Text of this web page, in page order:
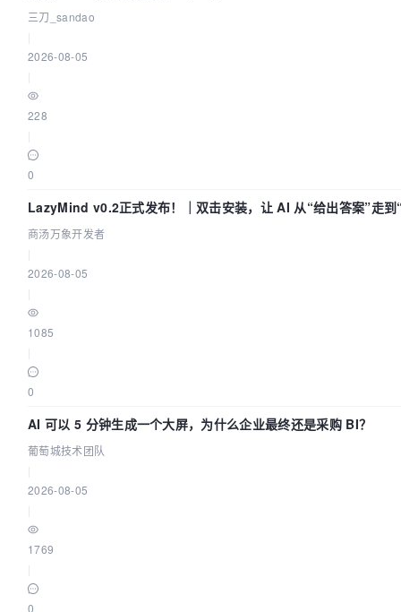
三刀_sandao
2026-08-05
228
0
LazyMind v0.2正式发布！｜双击安装，让 AI 从“给出答案”走到
商汤万象开发者
2026-08-05
1085
0
AI 可以 5 分钟生成一个大屏，为什么企业最终还是采购 BI？
葡萄城技术团队
2026-08-05
1769
0